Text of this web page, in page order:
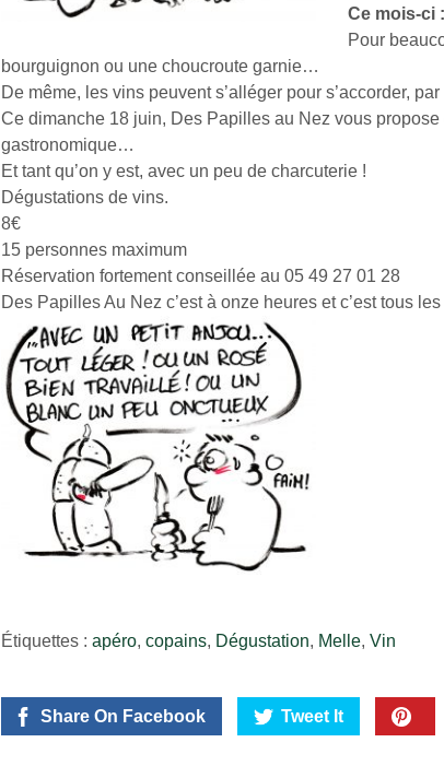
Ce mois-ci
Pour
bourguignon ou une choucroute garnie…
De même, les vins peuvent s’alléger pour s’accorder,
Ce dimanche 18 juin, Des Papilles au Nez vous
gastronomique…
Et tant qu’on y est, avec un peu de charcuterie !
Dégustations de vins.
8€
15 personnes maximum
Réservation fortement conseillée au 05 49 27 01 28
Des Papilles Au Nez c’est à onze heures et c’est tous
Étiquettes : apéro, copains, Dégustation, Melle, Vin
Share On Facebook Tweet It